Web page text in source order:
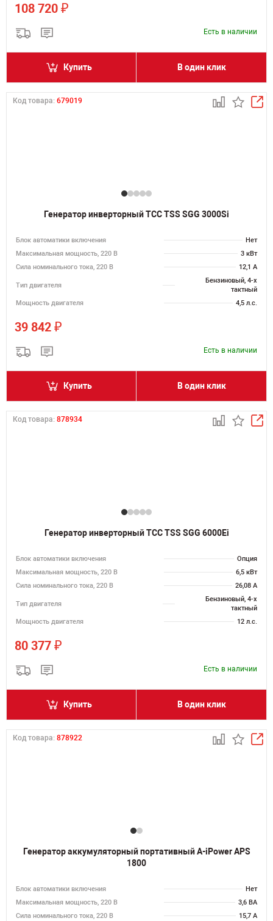
108 720 ₽
Есть в наличии
Купить В один клик
Код товара: 679019
Генератор инверторный ТСС TSS SGG 3000Si
Блок автоматики включения
Нет
Максимальная мощность, 220 В
3 кВт
Сила номинального тока, 220 В
12,1 А
Тип двигателя
Бензиновый, 4-х
тактный
Мощность двигателя
4,5 л.с.
39 842 ₽
Есть в наличии
Купить В один клик
Код товара: 878934
Генератор инверторный ТСС TSS SGG 6000Ei
Блок автоматики включения
Опция
Максимальная мощность, 220 В
6,5 кВт
Сила номинального тока, 220 В
26,08 А
Тип двигателя
Бензиновый, 4-х
тактный
Мощность двигателя
12 л.с.
80 377 ₽
Есть в наличии
Купить В один клик
Код товара: 878922
Генератор аккумуляторный портативный A-iPower APS
1800
Блок автоматики включения
Нет
Максимальная мощность, 220 В
3,6 ВА
Сила номинального тока, 220 В
15,7 А